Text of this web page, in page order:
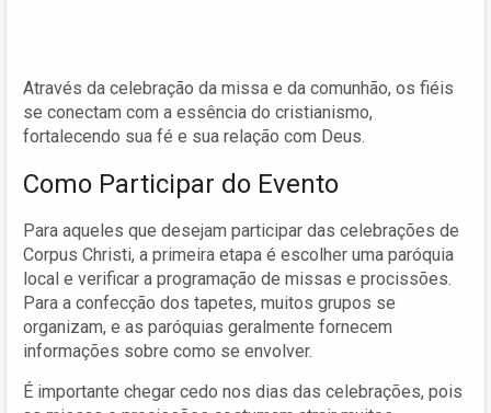
Através da celebração da missa e da comunhão, os fiéis
se conectam com a essência do cristianismo,
fortalecendo sua fé e sua relação com Deus.
Como Participar do Evento
Para aqueles que desejam participar das celebrações de
Corpus Christi, a primeira etapa é escolher uma paróquia
local e verificar a programação de missas e procissões.
Para a confecção dos tapetes, muitos grupos se
organizam, e as paróquias geralmente fornecem
informações sobre como se envolver.
É importante chegar cedo nos dias das celebrações, pois